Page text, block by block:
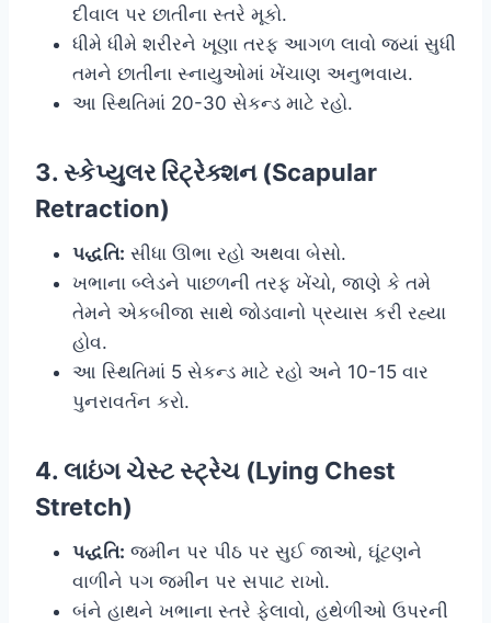
દીવાલ પર છાતીના સ્તરે મૂકો.
ધીમે ધીમે શરીરને ખૂણા તરફ આગળ લાવો જ્યાં સુધી
તમને છાતીના સ્નાયુઓમાં ખેંચાણ અનુભવાય.
આ સ્થિતિમાં 20-30 સેકન્ડ માટે રહો.
3. સ્કેપ્યુલર રિટ્રેક્શન (Scapular
Retraction)
પદ્ધતિ: સીધા ઊભા રહો અથવા બેસો.
ખભાના બ્લેડને પાછળની તરફ ખેંચો, જાણે કે તમે
તેમને એકબીજા સાથે જોડવાનો પ્રયાસ કરી રહ્યા
હોવ.
આ સ્થિતિમાં 5 સેકન્ડ માટે રહો અને 10-15 વાર
પુનરાવર્તન કરો.
4. લાઇંગ ચેસ્ટ સ્ટ્રેચ (Lying Chest
Stretch)
પદ્ધતિ: જમીન પર પીઠ પર સુઈ જાઓ, ઘૂંટણને
વાળીને પગ જમીન પર સપાટ રાખો.
બંને હાથને ખભાના સ્તરે ફેલાવો, હથેળીઓ ઉપરની